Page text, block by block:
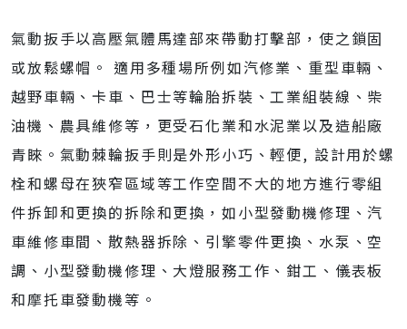
氣動扳手以高壓氣體馬達部來帶動打擊部，使之鎖固
或放鬆螺帽。 適用多種場所例如汽修業、重型車輛、
越野車輛、卡車、巴士等輪胎拆裝、工業組裝線、柴
油機、農具維修等，更受石化業和水泥業以及造船廠
青睞。氣動棘輪扳手則是外形小巧、輕便, 設計用於螺
栓和螺母在狹窄區域等工作空間不大的地方進行零組
件拆卸和更換的拆除和更換，如小型發動機修理、汽
車維修車間、散熱器拆除、引擎零件更換、水泵、空
調、小型發動機修理、大燈服務工作、鉗工、儀表板
和摩托車發動機等。